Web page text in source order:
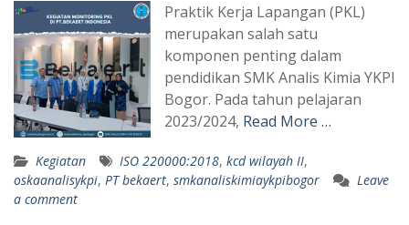
Praktik Kerja Lapangan (PKL)
merupakan salah satu
komponen penting dalam
pendidikan SMK Analis Kimia YKPI
Bogor. Pada tahun pelajaran
2023/2024, Read More …
Kegiatan ISO 220000:2018, kcd wilayah II,
oskaanalisykpi, PT bekaert, smkanaliskimiaykpibogor
Leave
a comment